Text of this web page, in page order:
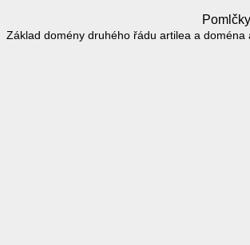
Pomlčky
Základ domény druhého řádu artilea a doména